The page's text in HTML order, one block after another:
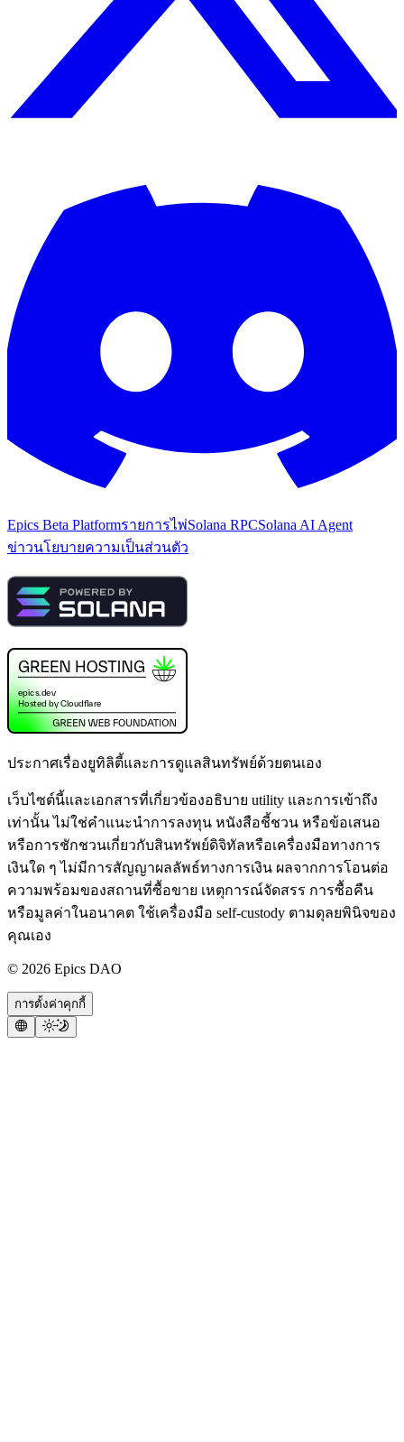
Epics Beta Platformรายการไพ่Solana RPCSolana AI Agent
ข่าวนโยบายความเป็นส่วนตัว
ประกาศเรื่องยูทิลิตี้และการดูแลสินทรัพย์ด้วยตนเอง
เว็บไซต์นี้และเอกสารที่เกี่ยวข้องอธิบาย utility และการเข้าถึง
เท่านั้น ไม่ใช่คำแนะนำการลงทุน หนังสือชี้ชวน หรือข้อเสนอ
หรือการชักชวนเกี่ยวกับสินทรัพย์ดิจิทัลหรือเครื่องมือทางการ
เงินใด ๆ ไม่มีการสัญญาผลลัพธ์ทางการเงิน ผลจากการโอนต่อ
ความพร้อมของสถานที่ซื้อขาย เหตุการณ์จัดสรร การซื้อคืน
หรือมูลค่าในอนาคต ใช้เครื่องมือ self-custody ตามดุลยพินิจของ
คุณเอง
© 2026 Epics DAO
การตั้งค่าคุกกี้